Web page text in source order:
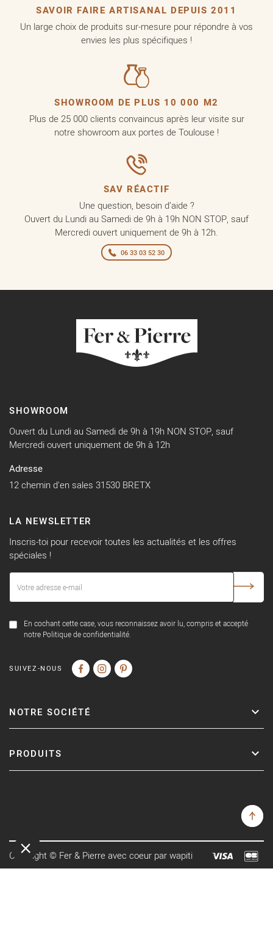
SAVOIR FAIRE ARTISANAL DEPUIS 2011
Un large choix de produits sur-mesure pour répondre à vos
envies les plus spécifiques !
SHOWROOM DE PLUS 10 000 M2
Plus de 25 000 clients convaincus après leur visite sur
notre showroom aux portes de Toulouse !
SAV RÉACTIF
Une question, besoin d’aide ?
Ouvert du Lundi au Samedi de 9h à 19h NON STOP, sauf
Mercredi ouvert uniquement de 9h à 12h.
06 33 03 52 30
SHOWROOM
Ouvert du Lundi au Samedi de 9h à 19h NON STOP, sauf
Mercredi ouvert uniquement de 9h à 12h
Adresse
12 chemin d'en sales 31530 BRETX
LA NEWSLETTER
Inscris-toi pour recevoir toutes les actualités et les offres
spéciales !
En cochant cette case, vous reconnaissez avoir lu, compris et accepté
notre Politique de confidentialité.
SUIVEZ-NOUS
NOTRE SOCIÉTÉ
PRODUITS
Copyright © Fer & Pierre avec coeur par wapiti